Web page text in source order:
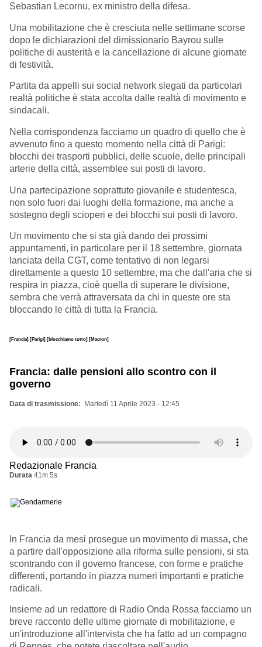
Sebastian Lecornu, ex ministro della difesa.
Una mobilitazione che è cresciuta nelle settimane scorse
dopo le dichiarazioni del dimissionario Bayrou sulle
politiche di austerità e la cancellazione di alcune giornate
di festività.
Partita da appelli sui social network slegati da particolari
realtà politiche è stata accolta dalle realtà di movimento e
sindacali.
Nella corrispondenza facciamo un quadro di quello che è
avvenuto fino a questo momento nella città di Parigi:
blocchi dei trasporti pubblici, delle scuole, delle principali
arterie della città, assemblee sui posti di lavoro.
Una partecipazione soprattuto giovanile e studentesca,
non solo fuori dai luoghi della formazione, ma anche a
sostegno degli scioperi e dei blocchi sui posti di lavoro.
Un movimento che si sta già dando dei prossimi
appuntamenti, in particolare per il 18 settembre, giornata
lanciata della CGT, come tentativo di non legarsi
direttamente a questo 10 settembre, ma che dall'aria che si
respira in piazza, cioè quella di superare le divisione,
sembra che verrà attraversata da chi in queste ore sta
bloccando le città di tutta la Francia.
[Francia] [Parigi] [blocchiamo tutto] [Macron]
Francia: dalle pensioni allo scontro con il
governo
Data di trasmissione Martedì 11 Aprile 2023 - 12:45
Redazionale Francia
Durata 41m 5s
In Francia da mesi prosegue un movimento di massa, che
a partire dall'opposizione alla riforma sulle pensioni, si sta
scontrando con il governo francese, con forme e pratiche
differenti, portando in piazza numeri importanti e pratiche
radicali.
Insieme ad un redattore di Radio Onda Rossa facciamo un
breve racconto delle ultime giornate di mobilitazione, e
un'introduzione all'intervista che ha fatto ad un compagno